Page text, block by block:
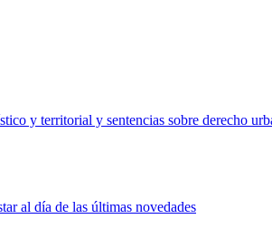
y territorial y sentencias sobre derecho
al día de las últimas novedades